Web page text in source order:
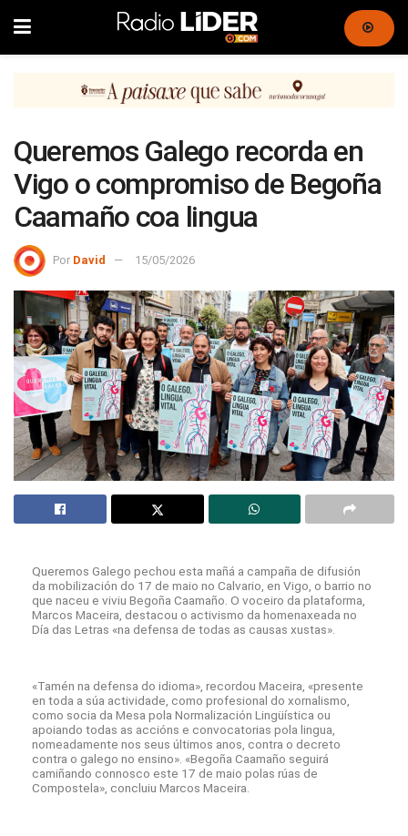
Queremos Galego recorda en
Vigo o compromiso de Begoña
Caamaño coa lingua
Por David 15/05/2026
Queremos Galego pechou esta mañá a campaña de difusión
da mobilización do 17 de maio no Calvario, en Vigo, o barrio no
que naceu e viviu Begoña Caamaño. O voceiro da plataforma,
Marcos Maceira, destacou o activismo da homenaxeada no
Día das Letras «na defensa de todas as causas xustas».
«Tamén na defensa do idioma», recordou Maceira, «presente
en toda a súa actividade, como profesional do xornalismo,
como socia da Mesa pola Normalización Lingüística ou
apoiando todas as accións e convocatorias pola lingua,
nomeadamente nos seus últimos anos, contra o decreto
contra o galego no ensino». «Begoña Caamaño seguirá
camiñando connosco este 17 de maio polas rúas de
Compostela», concluiu Marcos Maceira.